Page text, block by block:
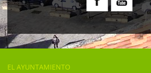
EL AYUNTAMIENTO